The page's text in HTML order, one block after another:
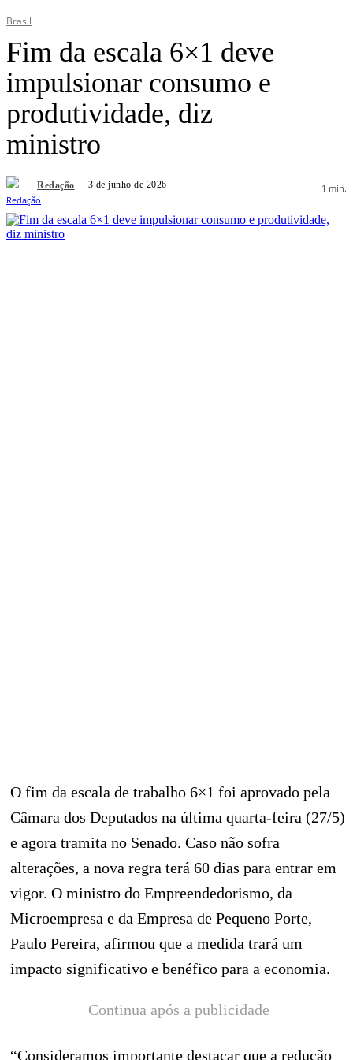
Brasil
Fim da escala 6×1 deve
impulsionar consumo e
produtividade, diz
ministro
Redação 3 de junho de 2026 1 min.
O fim da escala de trabalho 6×1 foi aprovado pela
Câmara dos Deputados na última quarta-feira (27/5)
e agora tramita no Senado. Caso não sofra
alterações, a nova regra terá 60 dias para entrar em
vigor. O ministro do Empreendedorismo, da
Microempresa e da Empresa de Pequeno Porte,
Paulo Pereira, afirmou que a medida trará um
impacto significativo e benéfico para a economia.
Continua após a publicidade
“Consideramos importante destacar que a redução